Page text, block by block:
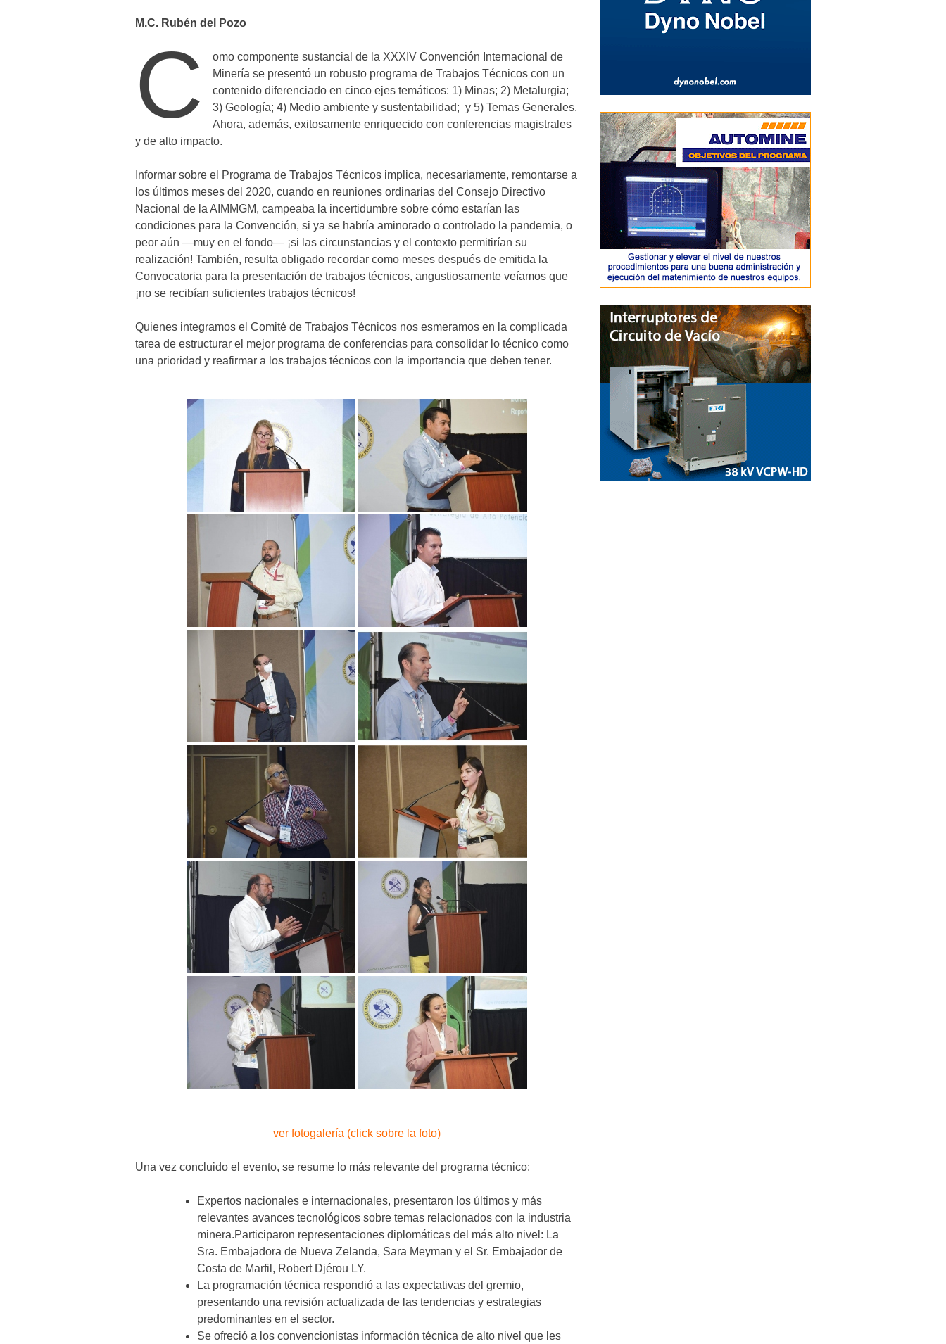
M.C. Rubén del Pozo
C
omo componente sustancial de la XXXIV Convención Internacional de
Minería se presentó un robusto programa de Trabajos Técnicos con un
contenido diferenciado en cinco ejes temáticos: 1) Minas; 2) Metalurgia;
3) Geología; 4) Medio ambiente y sustentabilidad; y 5) Temas Generales.
Ahora, además, exitosamente enriquecido con conferencias magistrales
y de alto impacto.
Informar sobre el Programa de Trabajos Técnicos implica, necesariamente, remontarse a
los últimos meses del 2020, cuando en reuniones ordinarias del Consejo Directivo
Nacional de la AIMMGM, campeaba la incertidumbre sobre cómo estarían las
condiciones para la Convención, si ya se habría aminorado o controlado la pandemia, o
peor aún —muy en el fondo— ¡si las circunstancias y el contexto permitirían su
realización! También, resulta obligado recordar como meses después de emitida la
Convocatoria para la presentación de trabajos técnicos, angustiosamente veíamos que
¡no se recibían suficientes trabajos técnicos!
Quienes integramos el Comité de Trabajos Técnicos nos esmeramos en la complicada
tarea de estructurar el mejor programa de conferencias para consolidar lo técnico como
una prioridad y reafirmar a los trabajos técnicos con la importancia que deben tener.
ver fotogalería (click sobre la foto)
Una vez concluido el evento, se resume lo más relevante del programa técnico:
Expertos nacionales e internacionales, presentaron los últimos y más
relevantes avances tecnológicos sobre temas relacionados con la industria
minera.Participaron representaciones diplomáticas del más alto nivel: La
Sra. Embajadora de Nueva Zelanda, Sara Meyman y el Sr. Embajador de
Costa de Marfil, Robert Djérou LY.
La programación técnica respondió a las expectativas del gremio,
presentando una revisión actualizada de las tendencias y estrategias
predominantes en el sector.
Se ofreció a los convencionistas información técnica de alto nivel que les